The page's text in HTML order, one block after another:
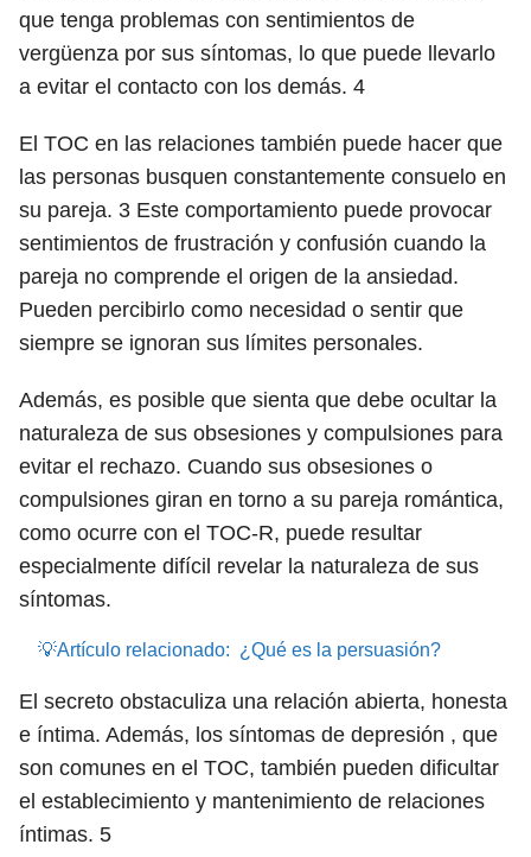
que tenga problemas con sentimientos de
vergüenza por sus síntomas, lo que puede llevarlo
a evitar el contacto con los demás. 4
El TOC en las relaciones también puede hacer que
las personas busquen constantemente consuelo en
su pareja. 3 Este comportamiento puede provocar
sentimientos de frustración y confusión cuando la
pareja no comprende el origen de la ansiedad.
Pueden percibirlo como necesidad o sentir que
siempre se ignoran sus límites personales.
Además, es posible que sienta que debe ocultar la
naturaleza de sus obsesiones y compulsiones para
evitar el rechazo. Cuando sus obsesiones o
compulsiones giran en torno a su pareja romántica,
como ocurre con el TOC-R, puede resultar
especialmente difícil revelar la naturaleza de sus
síntomas.
💡Artículo relacionado: ¿Qué es la persuasión?
El secreto obstaculiza una relación abierta, honesta
e íntima. Además, los síntomas de depresión , que
son comunes en el TOC, también pueden dificultar
el establecimiento y mantenimiento de relaciones
íntimas. 5